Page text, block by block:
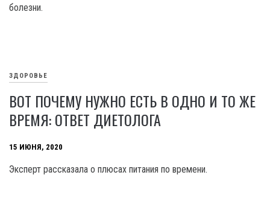
болезни.
ЗДОРОВЬЕ
ВОТ ПОЧЕМУ НУЖНО ЕСТЬ В ОДНО И ТО ЖЕ
ВРЕМЯ: ОТВЕТ ДИЕТОЛОГА
15 ИЮНЯ, 2020
Эксперт рассказала о плюсах питания по времени.